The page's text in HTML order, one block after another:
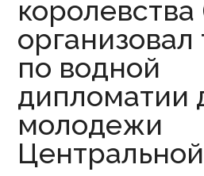
королевства
организовал
по водной
дипломатии
молодежи